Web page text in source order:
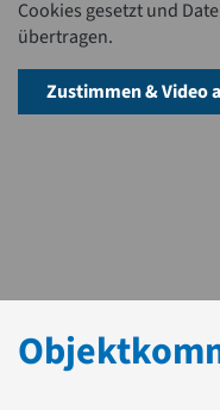
Cookies gesetzt und
übertragen.